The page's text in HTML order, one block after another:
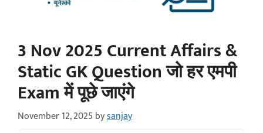
3 Nov 2025 Current Affairs &
Static GK Question जो हर एमपी
Exam में पूछे जाएंगे
November 12, 2025bysanjay